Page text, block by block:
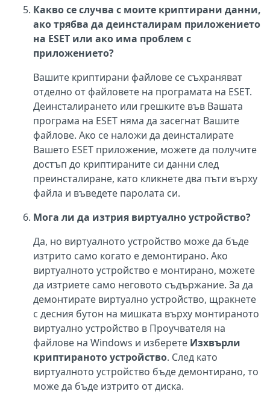
Какво се случва с моите криптирани данни,
ако трябва да деинсталирам приложението
на ESET или ако има проблем с
приложението?
Вашите криптирани файлове се съхраняват
отделно от файловете на програмата на ESET.
Деинсталирането или грешките във Вашата
програма на ESET няма да засегнат Вашите
файлове. Ако се наложи да деинсталирате
Вашето ESET приложение, можете да получите
достъп до криптираните си данни след
преинсталиране, като кликнете два пъти върху
файла и въведете паролата си.
Мога ли да изтрия виртуално устройство?
Да, но виртуалното устройство може да бъде
изтрито само когато е демонтирано. Ако
виртуалното устройство е монтирано, можете
да изтриете само неговото съдържание. За да
демонтирате виртуално устройство, щракнете
с десния бутон на мишката върху монтираното
виртуално устройство в Проучвателя на
файлове на Windows и изберете Изхвърли
криптираното устройство. След като
виртуалното устройство бъде демонтирано, то
може да бъде изтрито от диска.